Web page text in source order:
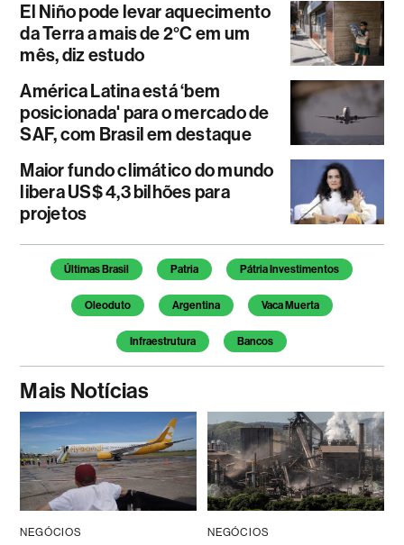
El Niño pode levar aquecimento
da Terra a mais de 2°C em um
mês, diz estudo
América Latina está ‘bem
posicionada' para o mercado de
SAF, com Brasil em destaque
Maior fundo climático do mundo
libera US$ 4,3 bilhões para
projetos
Temas deste artigo
Últimas Brasil Patria Pátria Investimentos
Oleoduto Argentina Vaca Muerta
Infraestrutura Bancos
Mais Notícias
NEGÓCIOS NEGÓCIOS